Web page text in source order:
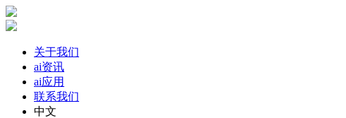
关于我们
ai资讯
ai应用
联系我们
中文